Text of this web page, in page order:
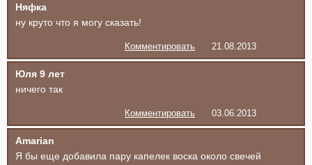
Няфка
ну круто что я могу сказать!
Комментировать 21.08.2013
Юля 9 лет
ничего так
Комментировать 03.06.2013
Amarian
Я бы еще добавила пару капелек воска около свечей